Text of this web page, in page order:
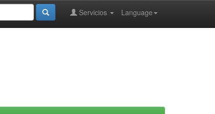
Language
Servicios